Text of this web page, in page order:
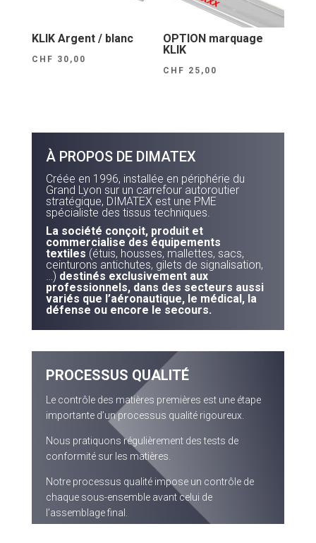
KLIK Argent / blanc
CHF 30,00
OPTION marquage
KLIK
CHF 25,00
À PROPOS DE DIMATEX
Créée en 1996, installée en périphérie du
Grand Lyon sur un carrefour autoroutier
stratégique, DIMATEX est une PME
spécialiste des tissus techniques.
La société conçoit, produit et
commercialise des équipements
textiles (étuis, housses, mallettes, sacs,
ceinturons antichutes, gilets de signalisation,
…) destinés exclusivement aux
professionnels, dans des secteurs aussi
variés que l’aéronautique, le médical, la
défense ou encore le secours.
PROCESSUS QUALITÉ
Le contrôle des matières premières est une étape
importante d’un processus qualité rigoureux.
Nous pratiquons régulièrement des tests de
conformité sur les matières.
Notre processus qualité impose un contrôle de
chaque sous-ensemble avant celui de
l’assemblage final.